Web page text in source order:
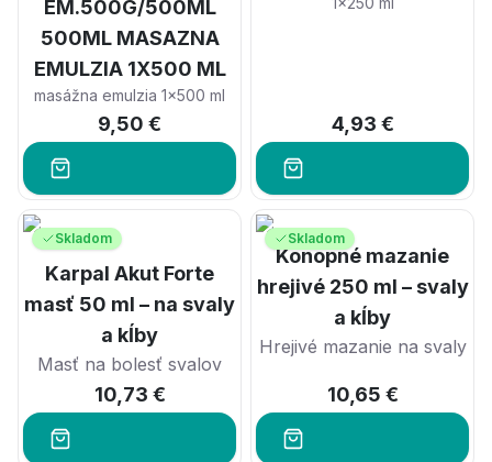
EM.500G/500ML
500ML MASAZNA
EMULZIA 1X500 ML
masážna emulzia 1x500 ml
9,50 € 4,93 €
Skladom
Karpal Akut Forte
masť 50 ml – na svaly
a kĺby
Masť na bolesť svalov
10,73 €
Skladom
Konopné mazanie
hrejivé 250 ml – svaly
a kĺby
Hrejivé mazanie na svaly
10,65 €